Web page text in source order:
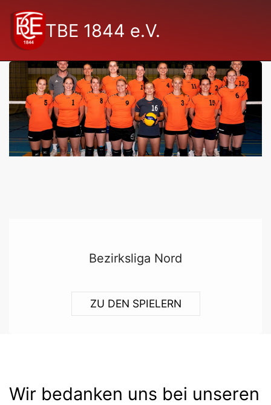
TBE 1844 e.V.
Bezirksliga Nord
ZU DEN SPIELERN
Wir bedanken uns bei unseren